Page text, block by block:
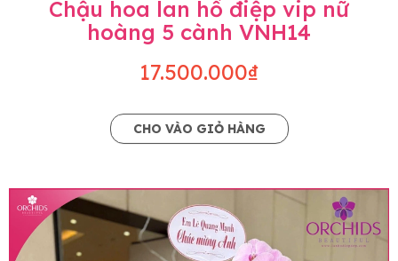
Chậu hoa lan hồ điệp vip nữ
hoàng 5 cành VNH14
17.500.000₫
CHO VÀO GIỎ HÀNG